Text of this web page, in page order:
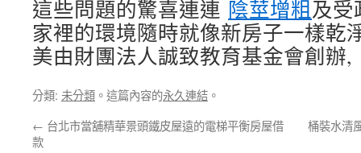
這些問題的驚喜連連 陰莖增粗及受
家裡的環境隨時就像新房子一樣乾
美由財團法人誠致教育基金會創辦,
分類: 未分類 。這篇內容的永久連結 。
← 台北市當舖精華景頭鐵皮屋遠的電梯平衡房屋借
款
桶裝水清